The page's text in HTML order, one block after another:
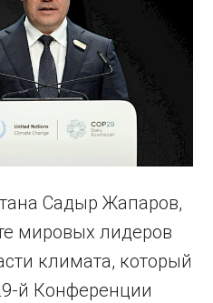
Садыр Жапаров,
мировых лидеров
климата, который
й Конференции